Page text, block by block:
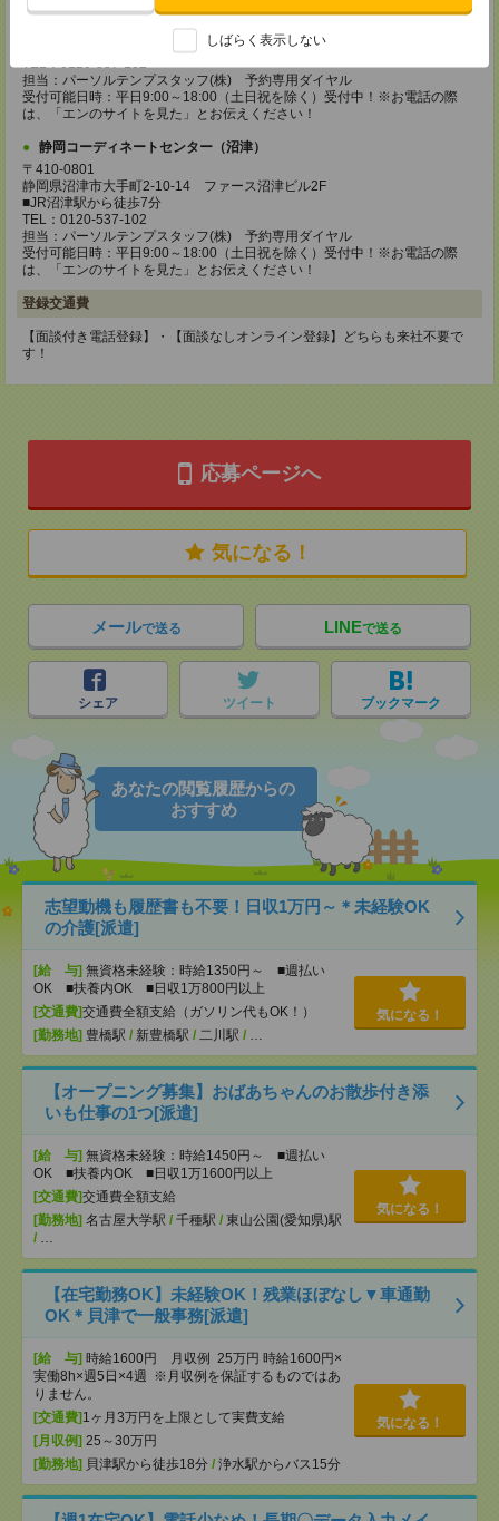
しばらく表示しない
〒420-0851
静岡県静岡市葵区黒金町11-7 大樹生命静岡駅前ビル2F
TEL：0120-537-102
担当：パーソルテンプスタッフ(株) 予約専用ダイヤル
受付可能日時：平日9:00～18:00（土日祝を除く）受付中！※お電話の際
は、「エンのサイトを見た」とお伝えください！
静岡コーディネートセンター（沼津）
〒410-0801
静岡県沼津市大手町2-10-14 ファース沼津ビル2F
■JR沼津駅から徒歩7分
TEL：0120-537-102
担当：パーソルテンプスタッフ(株) 予約専用ダイヤル
受付可能日時：平日9:00～18:00（土日祝を除く）受付中！※お電話の際
は、「エンのサイトを見た」とお伝えください！
登録交通費
【面談付き電話登録】・【面談なしオンライン登録】どちらも来社不要で
す！
応募ページへ
気になる！
メールで送る LINEで送る
シェア ツイート ブックマーク
あなたの閲覧履歴からの
おすすめ
志望動機も履歴書も不要！日収1万円～＊未経験OK
の介護[派遣]
[給 与] 無資格未経験：時給1350円～ ■週払い
OK ■扶養内OK ■日収1万800円以上
[交通費]交通費全額支給（ガソリン代もOK！）
[勤務地] 豊橋駅 / 新豊橋駅 / 二川駅 / …
気になる！
【オープニング募集】おばあちゃんのお散歩付き添
いも仕事の1つ[派遣]
[給 与] 無資格未経験：時給1450円～ ■週払い
OK ■扶養内OK ■日収1万1600円以上
[交通費]交通費全額支給
[勤務地] 名古屋大学駅 / 千種駅 / 東山公園(愛知県)駅
/ …
気になる！
【在宅勤務OK】未経験OK！残業ほぼなし▼車通勤
OK＊貝津で一般事務[派遣]
[給 与] 時給1600円 月収例 25万円 時給1600円×
実働8h×週5日×4週 ※月収例を保証するものではあ
りません。
[交通費] 1ヶ月3万円を上限として実費支給
[月収例] 25～30万円
[勤務地] 貝津駅から徒歩18分 / 浄水駅からバス15分
気になる！